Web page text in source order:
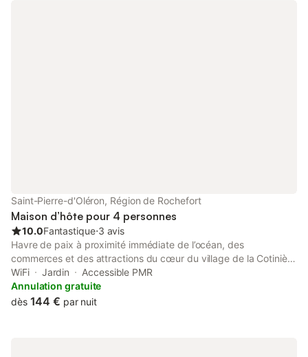
Saint-Pierre-d'Oléron, Région de Rochefort
Maison d’hôte pour 4 personnes
10.0Fantastique⋅3 avis
Havre de paix à proximité immédiate de l’océan, des
commerces et des attractions du cœur du village de la Cotinière
(port, fête foraine, marchés.....). Logement de 35 m² + une
dépendance. Il est composé d’une pièce de vie de 20 m² avec
lit de 140 x 190, canapé, rangements, table et chaises. La
WiFi Jardin
Accessible PMR
Annulation gratuite
dès 144 € par nuit